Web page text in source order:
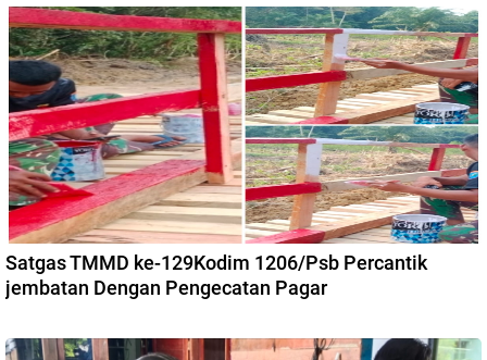
Satgas TMMD ke-129Kodim 1206/Psb Percantik
jembatan Dengan Pengecatan Pagar